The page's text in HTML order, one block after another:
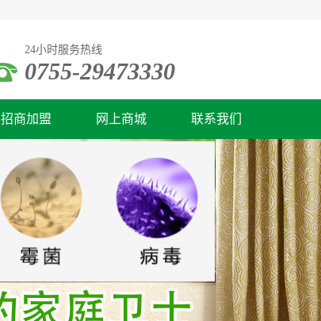
24小时服务热线
0755-29473330
招商加盟 网上商城 联系我们